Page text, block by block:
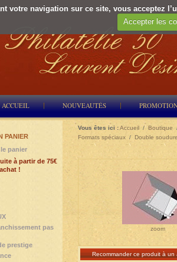
votre navigation sur ce site, vous acceptez
Accepter les
ACCUEIL NOUVEAUTÉS
Vous êtes ici :Accueil / Boutique
Formats spéciaux / Double
zoom
Recommander ce produit à un
pas
prestige
PANIER
panier
à partir de 75€
!